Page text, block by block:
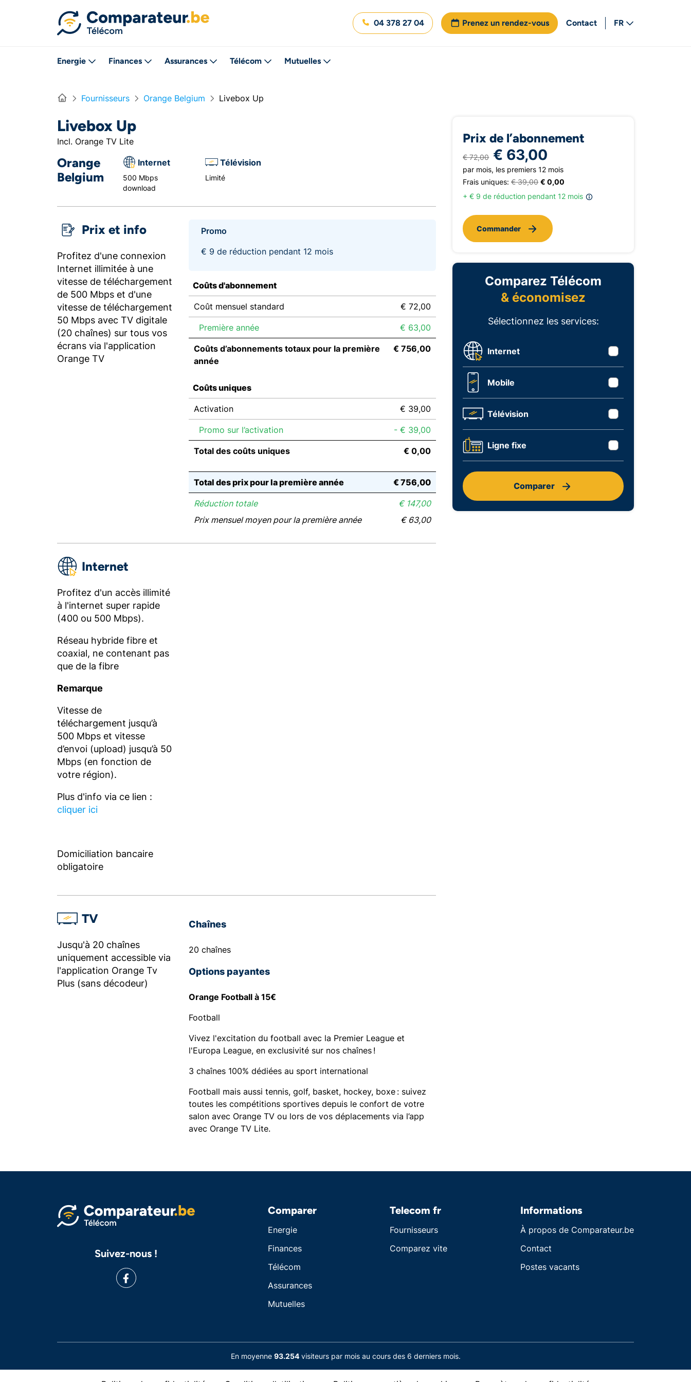
04 378 27 04 Prenez un rendez-vous Contact
FR
Energie Finances Assurances Télécom Mutuelles
Home Fournisseurs Orange Belgium Livebox Up
Livebox Up
Incl. Orange TV Lite
Orange
Belgium
Internet
500 Mbps
download
Télévision
Limité
Prix et info
Profitez d'une connexion
Internet illimitée à une
vitesse de téléchargement
de 500 Mbps et d'une
vitesse de téléchargement
50 Mbps avec TV digitale
(20 chaînes) sur tous vos
écrans via l'application
Orange TV
Promo
€ 9 de réduction pendant 12 mois
Coûts d'abonnement
Coût mensuel standard € 72,00
Première année € 63,00
Coûts d’abonnements totaux pour la première
année
€ 756,00
Coûts uniques
Activation € 39,00
Promo sur l’activation - € 39,00
Total des coûts uniques € 0,00
Total des prix pour la première année € 756,00
Réduction totale
€ 147,00
Prix mensuel moyen pour la première année
€ 63,00
Internet
Profitez d'un accès illimité
à l'internet super rapide
(400 ou 500 Mbps).
Réseau hybride fibre et
coaxial, ne contenant pas
que de la fibre
Remarque
Vitesse de
téléchargement jusqu’à
500 Mbps et vitesse
d’envoi (upload) jusqu’à 50
Mbps (en fonction de
votre région).
Plus d'info via ce lien :
cliquer ici
Domiciliation bancaire
obligatoire
TV
Jusqu'à 20 chaînes
uniquement accessible via
l'application Orange Tv
Plus (sans décodeur)
Chaînes
20 chaînes
Options payantes
Orange Football à 15€
Football
Vivez l'excitation du football avec la Premier League et
l'Europa League, en exclusivité sur nos chaînes !
3 chaînes 100% dédiées au sport international
Football mais aussi tennis, golf, basket, hockey, boxe : suivez
toutes les compétitions sportives depuis le confort de votre
salon avec Orange TV ou lors de vos déplacements via l’app
avec Orange TV Lite.
Prix de l’abonnement
€ 72,00 € 63,00
par mois, les premiers 12 mois
Frais uniques: € 39,00 € 0,00
+ € 9 de réduction pendant 12 mois
Commander
Comparez Télécom
& économisez
Sélectionnez les services:
Internet
Mobile
Télévision
Ligne fixe
Comparer
Suivez-nous !
Comparer
Energie
Finances
Télécom
Assurances
Mutuelles
Telecom fr
Fournisseurs
Comparez vite
Informations
À propos de Comparateur.be
Contact
Postes vacants
En moyenne 93.254visiteurs par mois au cours des 6 derniers mois.